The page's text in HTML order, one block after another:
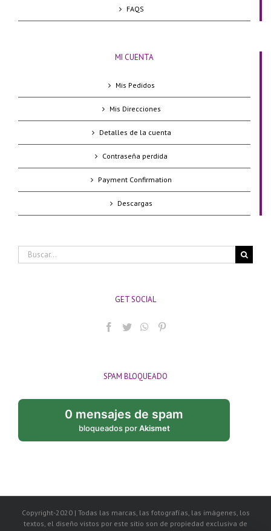
FAQS
MI CUENTA
Mis Pedidos
Mis Direcciones
Detalles de la cuenta
Contraseña perdida
Payment Confirmation
Descargas
Buscar:
GET SOCIAL
SPAM BLOQUEADO
0 mensajes de spam
bloqueados porAkismet
Copyright-2020 | Todas las marcas, las fotografías, las imágenes, los
textos, el diseño vistos por este sitio son de propiedad exclusiva de